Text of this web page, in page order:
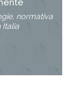
normativa
Italia